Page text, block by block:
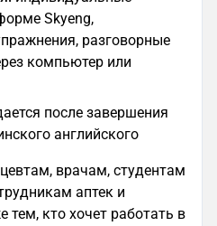
Skyeng,
разговорные
компьютер или
после завершения
английского
врачам, студентам
аптек и
кто хочет работать в